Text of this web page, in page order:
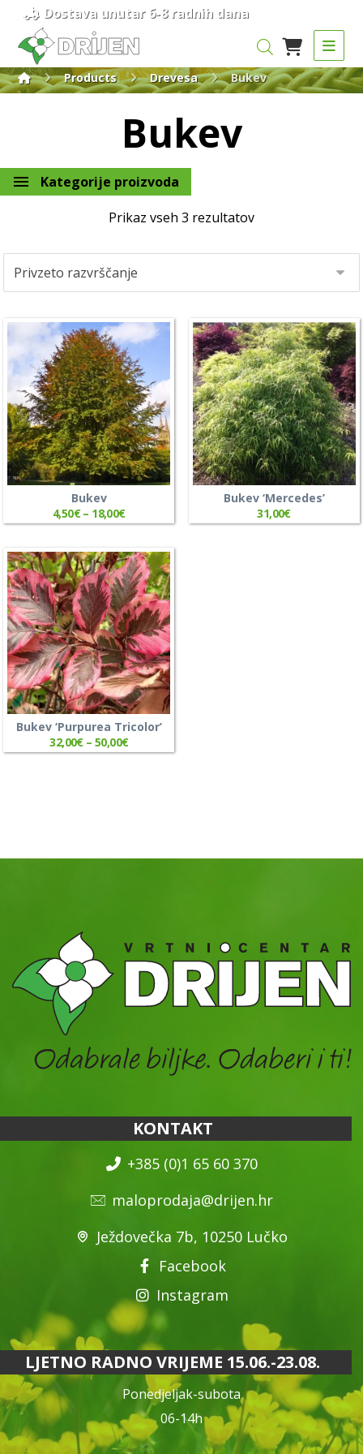
Dostava unutar 6-8 radnih dana
Products Drevesa Bukev
Bukev
Kategorije proizvoda
Prikaz vseh 3 rezultatov
Bukev
4,50€– 18,00€
Bukev ‘Mercedes’
31,00€
Bukev ‘Purpurea Tricolor’
32,00€– 50,00€
KONTAKT
+385 (0)1 65 60 370
maloprodaja@drijen.hr
Ježdovečka 7b, 10250 Lučko
Facebook
Instagram
LJETNO RADNO VRIJEME 15.06.-23.08.
Ponedjeljak-subota
06-14h